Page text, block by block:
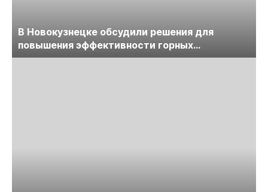
В Новокузнецке обсудили решения для
повышения эффективности горных
предприятий